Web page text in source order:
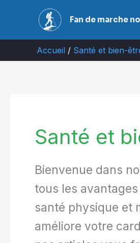
Fan de marche
Accueil Santé et bien-
Santé et
Bienvenue dans
tous les
santé physique et
améliore votre